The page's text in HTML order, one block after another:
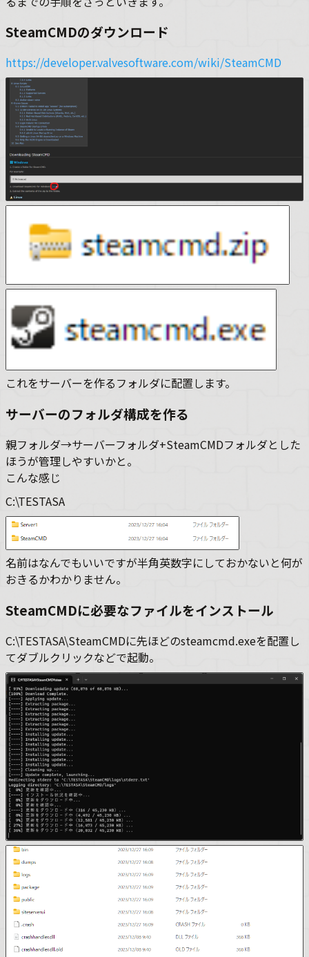
SteamCMDのダウンロード
https://developer.valvesoftware.com/wiki/SteamCMD
これをサーバーを作るフォルダに配置します。
サーバーのフォルダ構成を作る
親フォルダ→サーバーフォルダ+SteamCMDフォルダとした
ほうが管理しやすいかと。
こんな感じ
C:\TESTASA
名前はなんでもいいですが半角英数字にしておかないと何が
おきるかわかりません。
SteamCMDに必要なファイルをインストール
C:\TESTASA\SteamCMDに先ほどのsteamcmd.exeを配置し
てダブルクリックなどで起動。